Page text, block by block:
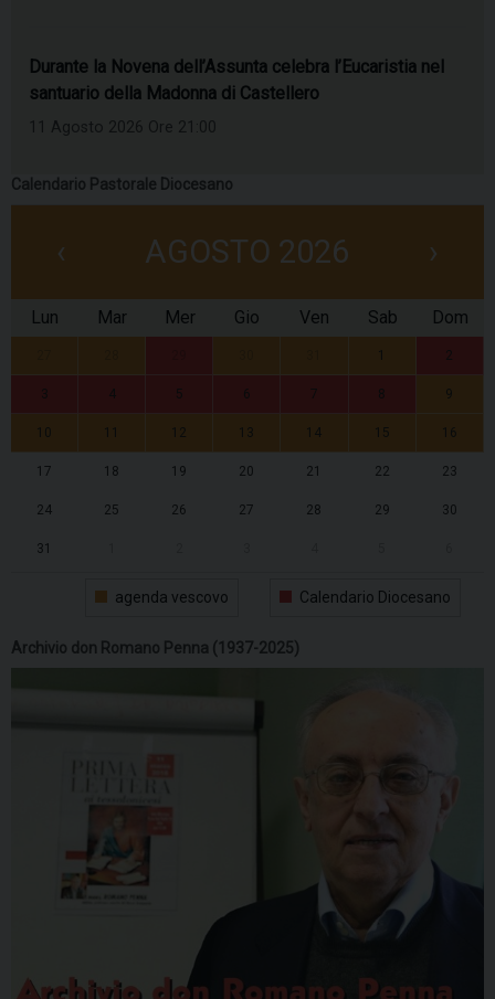
Durante la Novena dell’Assunta celebra l’Eucaristia nel
santuario della Madonna di Castellero
11 Agosto 2026 Ore 21:00
Calendario Pastorale Diocesano
‹ AGOSTO 2026 ›
Lun Mar Mer Gio Ven Sab Dom
1 2
3 4 5 6 7 8 9
10 11 12 13 14 15 16
17 18 19 20 21 22 23
24 25 26 27 28 29 30
31
agenda vescovo Calendario Diocesano
Archivio don Romano Penna (1937-2025)